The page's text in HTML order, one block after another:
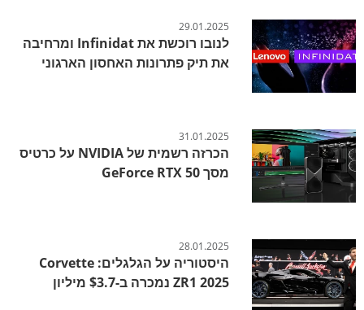
29.01.2025
לנובו רוכשת את Infinidat ומרחיבה
את תיק פתרונות האחסון הארגוני
31.01.2025
הכרזה רשמית של NVIDIA על כרטיס
מסך GeForce RTX 50
28.01.2025
היסטוריה על הגלגלים: Corvette
ZR1 2025 נמכרה ב-$3.7 מיליון